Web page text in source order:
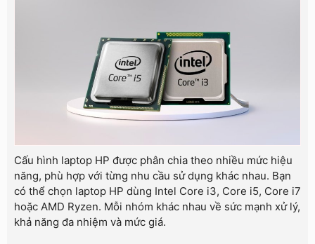
Cấu hình laptop HP được phân chia theo nhiều mức hiệu
năng, phù hợp với từng nhu cầu sử dụng khác nhau. Bạn
có thể chọn laptop HP dùng Intel Core i3, Core i5, Core i7
hoặc AMD Ryzen. Mỗi nhóm khác nhau về sức mạnh xử lý,
khả năng đa nhiệm và mức giá.